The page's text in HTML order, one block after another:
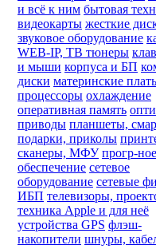
и всё к ним бытовая
видеокарты жесткие
звуковое оборудование
WEB-IP, ТВ тюнеры
и мыши корпуса и БП
диски материнские
процессоры охлаждение
оперативная память
приводы планшеты,
подарки, приколы
сканеры, МФУ прогр-ное
обеспечение сетевое
оборудование сетевые
ИБП телевизоры,
техника Apple и для неё
устройства GPS флэш-
накопители шнуры,